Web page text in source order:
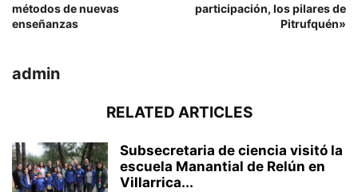
métodos de nuevas
enseñanzas
participación, los pilares de
Pitrufquén»
admin
RELATED ARTICLES
Subsecretaria de ciencia visitó la
escuela Manantial de Relún en
Villarrica...